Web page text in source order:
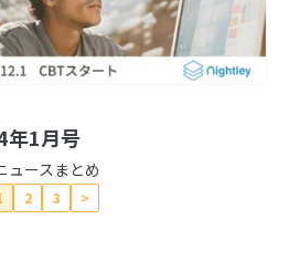
年1月号
ュースまとめ
2 3 >